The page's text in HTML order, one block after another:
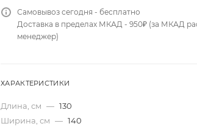
Самовывоз сегодня - бесплатно
Доставка в пределах МКАД - 950₽ (за МКАД
менеджер)
ХАРАКТЕРИСТИКИ
Длина, см — 130
Ширина, см — 140